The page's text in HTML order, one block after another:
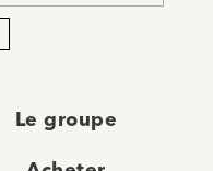
Le groupe